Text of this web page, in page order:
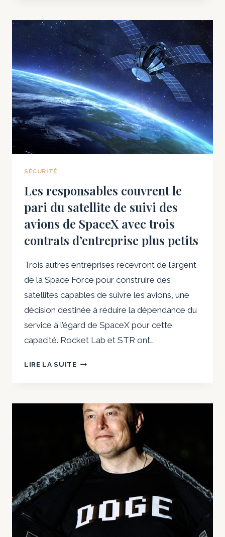
FAIT
ÉCHOUER
UNE
DÉCISION
RELATIVE
À
UN
CONTRAT
MILITAIRE
DE
450
LE
PROCÈS
DE
L’ENTREPRISE
DIT
SÉCURITÉ
Les responsables couvrent le
pari du satellite de suivi des
avions de SpaceX avec trois
contrats d’entreprise plus petits
Trois autres entreprises recevront de l’argent
de la Space Force pour construire des
satellites capables de suivre les avions, une
décision destinée à réduire la dépendance du
service à l’égard de SpaceX pour cette
capacité. Rocket Lab et STR ont…
LIRE LA SUITELES
PARI
DU
SATELLITE
SUIVI
DES
SPACEX
AVEC
TROIS